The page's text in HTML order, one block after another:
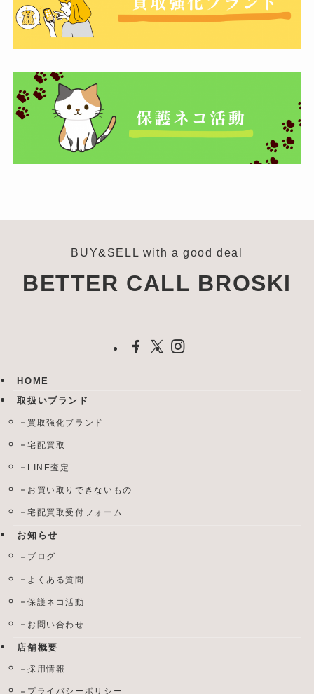
BUY&SELL with a good deal
BETTER CALL BROSKI
HOME
取扱いブランド
買取強化ブランド
宅配買取
LINE査定
お買い取りできないもの
宅配買取受付フォーム
お知らせ
ブログ
よくある質問
保護ネコ活動
お問い合わせ
店舗概要
採用情報
プライバシーポリシー